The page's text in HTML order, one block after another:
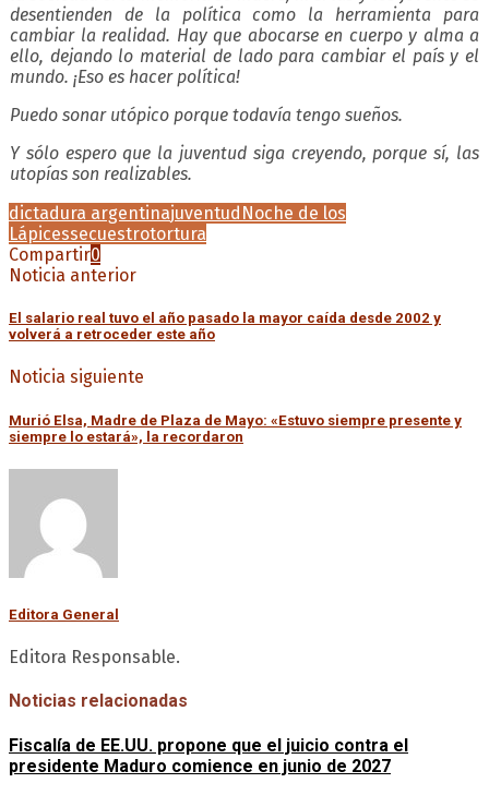
desentienden de la política como la herramienta para
cambiar la realidad. Hay que abocarse en cuerpo y alma a
ello, dejando lo material de lado para cambiar el país y el
mundo. ¡Eso es hacer política!
Puedo sonar utópico porque todavía tengo sueños.
Y sólo espero que la juventud siga creyendo, porque sí, las
utopías son realizables.
dictadura argentinajuventud Noche de los
Lápicessecuestrotortura
Compartir0
Noticia anterior
El salario real tuvo el año pasado la mayor caída desde 2002 y
volverá a retroceder este año
Noticia siguiente
Murió Elsa, Madre de Plaza de Mayo: «Estuvo siempre presente y
siempre lo estará», la recordaron
Editora General
Editora Responsable.
Noticias relacionadas
Fiscalía de EE.UU. propone que el juicio contra el
presidente Maduro comience en junio de 2027